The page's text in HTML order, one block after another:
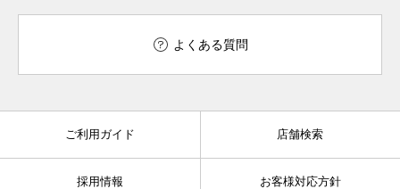
よくある質問
ご利用ガイド 店舗検索
採用情報 お客様対応方針